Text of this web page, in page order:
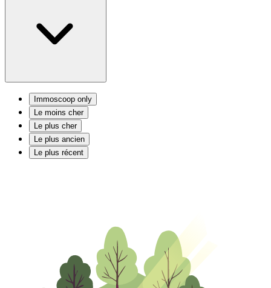
Immoscoop only
Le moins cher
Le plus cher
Le plus ancien
Le plus récent